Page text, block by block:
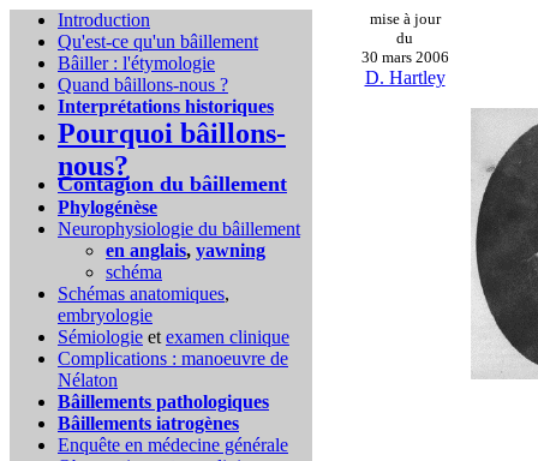
Introduction
Qu'est-ce qu'un bâillement
Bâiller : l'étymologie
Quand bâillons-nous ?
Interprétations historiques
Pourquoi bâillons-
nous?
Contagion du bâillement
Phylogénèse
Neurophysiologie du bâillement
en anglais, yawning
schéma
Schémas anatomiques,
embryologie
Sémiologie et examen clinique
Complications : manoeuvre de
Nélaton
Bâillements pathologiques
Bâillements iatrogènes
Enquête en médecine générale
mise à jour
du
30 mars 2006
D. Hartley